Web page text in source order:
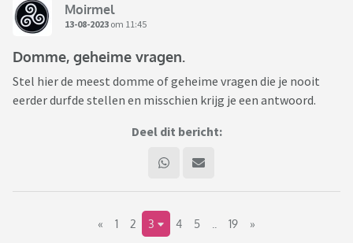
Moirmel
13-08-2023 om 11:45
Domme, geheime vragen.
Stel hier de meest domme of geheime vragen die je nooit
eerder durfde stellen en misschien krijg je een antwoord.
Deel dit bericht:
« 1 2 3 4 5 19 »